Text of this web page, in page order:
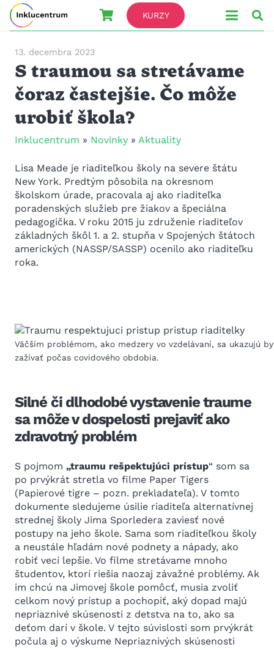
KURZY
13. decembra 2023
S traumou sa stretávame
čoraz častejšie. Čo môže
urobiť škola?
Inklucentrum » Novinky » Aktuality
Lisa Meade je riaditeľkou školy na severe štátu
New York. Predtým pôsobila na okresnom
školskom úrade, pracovala aj ako riaditeľka
poradenských služieb pre žiakov a špeciálna
pedagogička. V roku 2015 ju združenie riaditeľov
základných škôl 1. a 2. stupňa v Spojených štátoch
amerických (NASSP/SASSP) ocenilo ako riaditeľku
roka.
Väčším problémom, ako medzery vo vzdelávaní, sa ukazujú
zažívať počas covidového obdobia.
Silné či dlhodobé vystavenie traume
sa môže v dospelosti prejaviť ako
zdravotný problém
S pojmom „traumu rešpektujúci prístup“ som sa
po prvýkrát stretla vo filme Paper Tigers
(Papierové tigre – pozn. prekladateľa). V tomto
dokumente sledujeme úsilie riaditeľa alternatívnej
strednej školy Jima Sporledera zaviesť nové
postupy na jeho škole. Sama som riaditeľkou školy
a neustále hľadám nové podnety a nápady, ako
robiť veci lepšie. Vo filme stretávame mnoho
študentov, ktorí riešia naozaj závažné problémy. Ak
im chcú na Jimovej škole pomôcť, musia zvoliť
celkom nový prístup a pochopiť, aký dopad majú
nepriaznivé skúsenosti z detstva na to, ako sa
deťom darí v škole. V tejto súvislosti som prvýkrát
počula aj o výskume Nepriaznivých skúsenosti